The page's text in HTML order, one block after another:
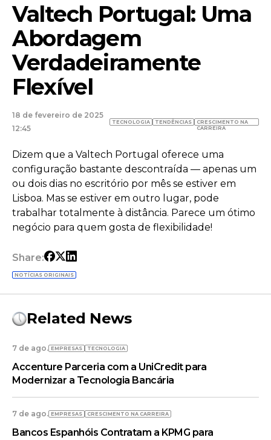
Valtech Portugal: Uma
Abordagem
Verdadeiramente
Flexível
18 de fevereiro de 2025
12:45
TECNOLOGIA TENDÊNCIAS
CRESCIMENTO NA
CARREIRA
Dizem que a Valtech Portugal oferece uma
configuração bastante descontraída — apenas um
ou dois dias no escritório por mês se estiver em
Lisboa. Mas se estiver em outro lugar, pode
trabalhar totalmente à distância. Parece um ótimo
negócio para quem gosta de flexibilidade!
Share:
NOTÍCIAS ORIGINAIS
Related News
7 de ago. EMPRESAS TECNOLOGIA
Accenture Parceria com a UniCredit para
Modernizar a Tecnologia Bancária
7 de ago. EMPRESAS CRESCIMENTO NA CARREIRA
Bancos Espanhóis Contratam a KPMG para